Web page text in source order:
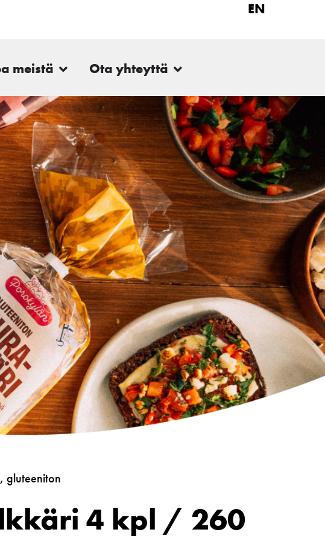
EN
meistä Ota yhteyttä
gluteeniton
4 kpl / 260